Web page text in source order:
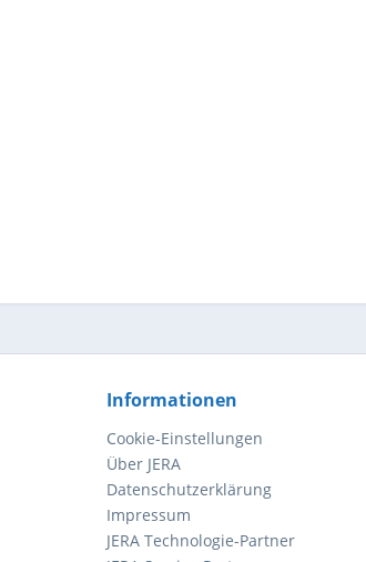
Informationen
Cookie-Einstellungen
Über JERA
Datenschutzerklärung
Impressum
JERA Technologie-Partner